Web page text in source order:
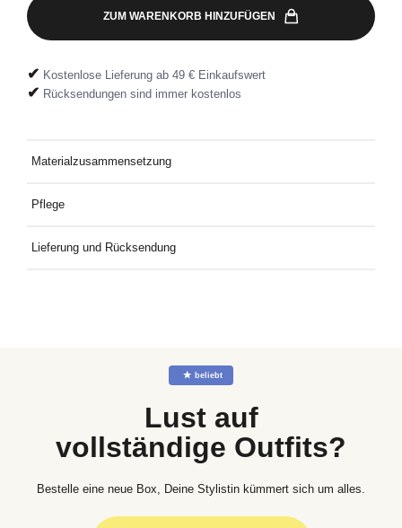
ZUM WARENKORB HINZUFÜGEN
✔ Kostenlose Lieferung ab 49 € Einkaufswert
✔ Rücksendungen sind immer kostenlos
Materialzusammensetzung
Pflege
Lieferung und Rücksendung
☆ beliebt
Lust auf
vollständige Outfits?
Bestelle eine neue Box, Deine Stylistin kümmert sich um alles.